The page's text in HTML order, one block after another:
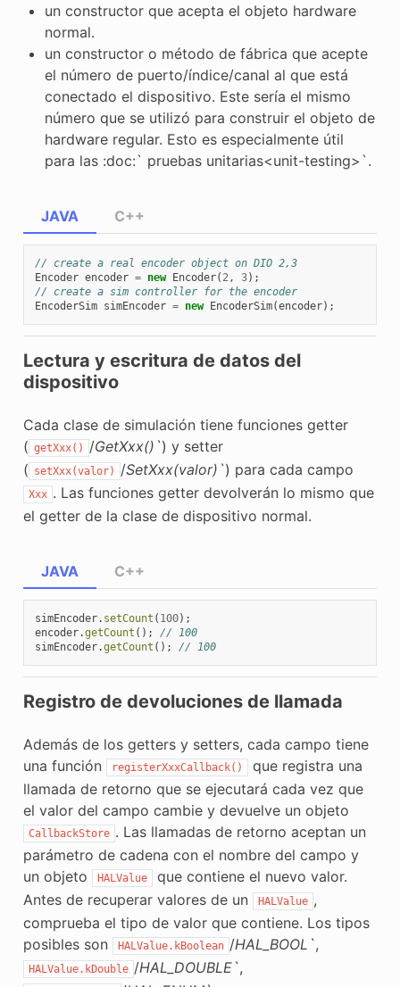
un constructor que acepta el objeto hardware
normal.
un constructor o método de fábrica que acepte
el número de puerto/índice/canal al que está
conectado el dispositivo. Este sería el mismo
número que se utilizó para construir el objeto de
hardware regular. Esto es especialmente útil
para las :doc:` pruebas unitarias<unit-testing>`.
JAVA
// create a real encoder object on DIO 2,3
Encoder encoder = new Encoder( 2, 3);
// create a sim controller for the encoder
EncoderSim simEncoder = new EncoderSim(encoder);
C++
Lectura y escritura de datos del
dispositivo
Cada clase de simulación tiene funciones getter
( getXxx() /GetXxx()`) y setter
( setXxx(valor) /SetXxx(valor)`) para cada campo
Xxx . Las funciones getter devolverán lo mismo que
el getter de la clase de dispositivo normal.
JAVA
simEncoder. setCount ( 100);
encoder.getCount ();
// 100
simEncoder.getCount (); // 100
C++
Registro de devoluciones de llamada
Además de los getters y setters, cada campo tiene
una función
registerXxxCallback()
que registra una
llamada de retorno que se ejecutará cada vez que
el valor del campo cambie y devuelve un objeto
CallbackStore . Las llamadas de retorno aceptan un
parámetro de cadena con el nombre del campo y
un objeto
HALValue
que contiene el nuevo valor.
Antes de recuperar valores de un
HALValue ,
comprueba el tipo de valor que contiene. Los tipos
posibles son
HALValue.kBoolean /HAL_BOOL`,
HALValue.kDouble /HAL_DOUBLE`,